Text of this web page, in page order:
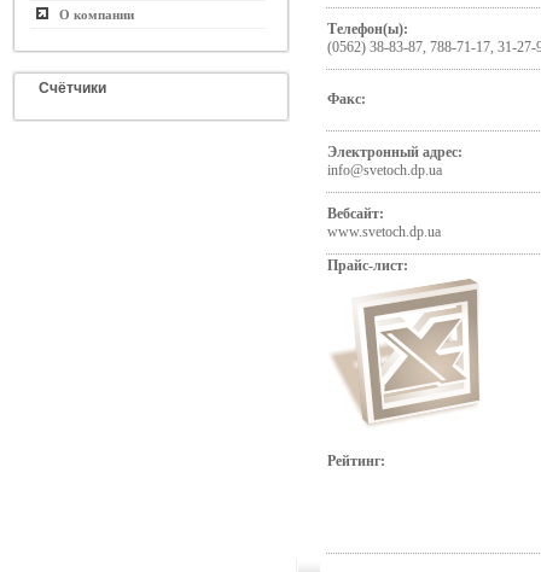
О компании
Счётчики
Телефон(ы):
(0562) 38-83-87, 788-71-17, 31-27-
Факс:
Электронный адрес:
info@svetoch.dp.ua
Вебсайт:
www.svetoch.dp.ua
Прайс-лист:
Рейтинг: